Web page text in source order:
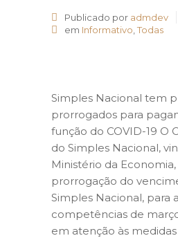
Publicado por admdev
em Informativo,Todas
Simples Nacional tem
prorrogados para
função do COVID-19 O
do Simples Nacional,
Ministério da
prorrogação do
Simples Nacional, para
competências de
em atenção às